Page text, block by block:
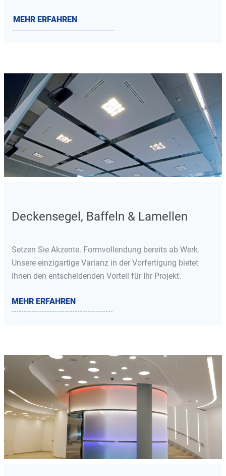
MEHR ERFAHREN
Deckensegel, Baffeln & Lamellen
Setzen Sie Akzente. Formvollendung bereits ab Werk.
Unsere einzigartige Varianz in der Vorfertigung bietet
Ihnen den entscheidenden Vorteil für Ihr Projekt.
MEHR ERFAHREN